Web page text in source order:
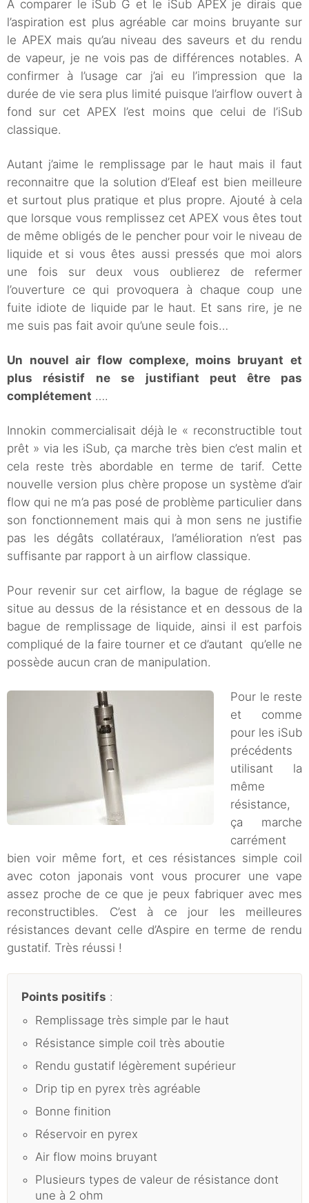
A comparer le iSub G et le iSub APEX je dirais que
l’aspiration est plus agréable car moins bruyante sur
le APEX mais qu’au niveau des saveurs et du rendu
de vapeur, je ne vois pas de différences notables. A
confirmer à l’usage car j’ai eu l’impression que la
durée de vie sera plus limité puisque l’airflow ouvert à
fond sur cet APEX l’est moins que celui de l’iSub
classique.
Autant j’aime le remplissage par le haut mais il faut
reconnaitre que la solution d’Eleaf est bien meilleure
et surtout plus pratique et plus propre. Ajouté à cela
que lorsque vous remplissez cet APEX vous êtes tout
de même obligés de le pencher pour voir le niveau de
liquide et si vous êtes aussi pressés que moi alors
une fois sur deux vous oublierez de refermer
l’ouverture ce qui provoquera à chaque coup une
fuite idiote de liquide par le haut. Et sans rire, je ne
me suis pas fait avoir qu’une seule fois…
Un nouvel air flow complexe, moins bruyant et
plus résistif
ne se justifiant peut être pas
complétement ….
Innokin commercialisait déjà le « reconstructible tout
prêt » via les iSub, ça marche très bien c’est malin et
cela reste très abordable en terme de tarif. Cette
nouvelle version plus chère propose un système d’air
flow qui ne m’a pas posé de problème particulier dans
son fonctionnement mais qui à mon sens ne justifie
pas les dégâts collatéraux, l’amélioration n’est pas
suffisante par rapport à un airflow classique.
Pour revenir sur cet airflow, la bague de réglage se
situe au dessus de la résistance et en dessous de la
bague de remplissage de liquide, ainsi il est parfois
compliqué de la faire tourner et ce d’autant qu’elle ne
possède aucun cran de manipulation.
Pour le reste
et comme
pour les iSub
précédents
utilisant la
même
résistance,
ça marche
carrément
bien voir même fort, et ces résistances simple coil
avec coton japonais vont vous procurer une vape
assez proche de ce que je peux fabriquer avec mes
reconstructibles. C’est à ce jour les meilleures
résistances devant celle d’Aspire en terme de rendu
gustatif. Très réussi !
Points positifs :
Remplissage très simple par le haut
Résistance simple coil très aboutie
Rendu gustatif légèrement supérieur
Drip tip en pyrex très agréable
Bonne finition
Réservoir en pyrex
Air flow moins bruyant
Plusieurs types de valeur de résistance dont
une à 2 ohm